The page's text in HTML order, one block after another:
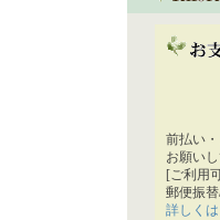
前払い
お願いし
[ご利用
郵便振
詳しく